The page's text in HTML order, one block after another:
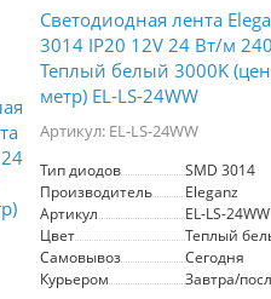
60 диодов на метр, она
яркое и равномерное
Работает на низком
что гарантирует безопасность и
энергоэффективность.
использовать ленту как внутри
температура 3000K создает
свет, подходящий для жилых
пространств. Цена указана за 1
Светодиодная лента
3014 IP20 12V 24 Вт/м
Теплый белый 3000K
метр) EL-LS-24WW
Артикул: EL-LS-24WW
Тип диодов
SMD 3014
Производитель
Eleganz
Артикул
EL-LS-24WW
Цвет
Теплый
Самовывоз
Сегодня
Курьером
Завтра/